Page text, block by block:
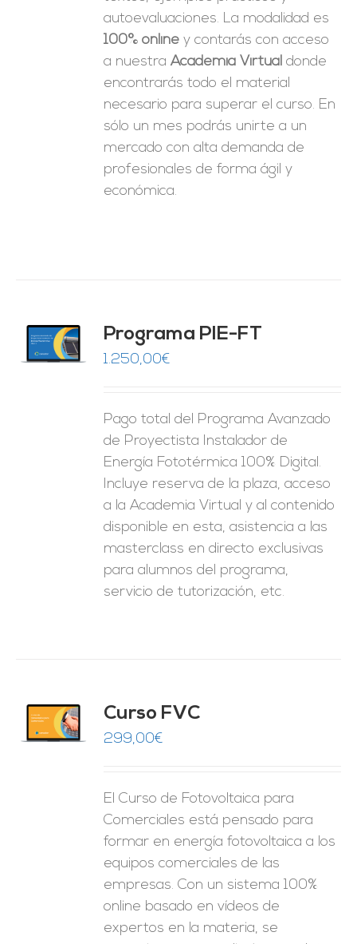
autoevaluaciones. La modalidad es
100% online y contarás con acceso
a nuestraAcademia Virtual donde
encontrarás todo el material
necesario para superar el curso. En
sólo un mes podrás unirte a un
mercado con alta demanda de
profesionales de forma ágil y
económica.
Programa PIE-FT
1.250,00€
Pago total del Programa Avanzado
de Proyectista Instalador de
Energía Fototérmica 100% Digital.
Incluye reserva de la plaza, acceso
a la Academia Virtual y al contenido
disponible en esta, asistencia a las
masterclass en directo exclusivas
para alumnos del programa,
servicio de tutorización, etc.
Curso FVC
299,00€
El Curso de Fotovoltaica para
Comerciales está pensado para
formar en energía fotovoltaica a los
equipos comerciales de las
empresas. Con un sistema 100%
online basado en vídeos de
expertos en la materia, se